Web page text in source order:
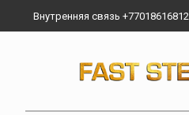
Внутренняя связь +77018616812